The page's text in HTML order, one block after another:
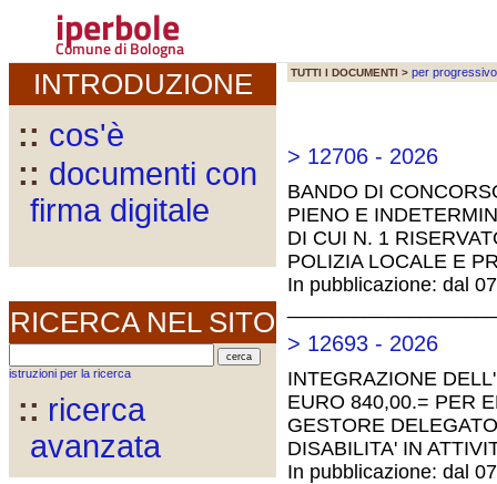
iperbole
Comune di Bologna
INTRODUZIONE
:: cos'è
:: documenti con
firma digitale
RICERCA NEL SITO
istruzioni per la ricerca
:: ricerca
avanzata
TUTTI I DOCUMENTI > per progressivo
> 12706 - 2026
BANDO DI
PIENO E
DI CUI N. 1
POLIZIA LOCALE E
In pubblicazione: dal
> 12693 - 2026
INTEGRAZIONE
EURO 840,00.= PER
GESTORE
DISABILITA' IN
In pubblicazione: dal